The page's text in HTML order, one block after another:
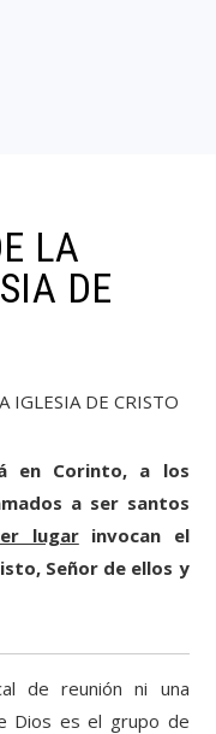
LA
DE
IGLESIA DE CRISTO
en Corinto, a los
a ser santos
lugarinvocan el
Señor de ellos y
de reunión ni una
Dios es el grupo de